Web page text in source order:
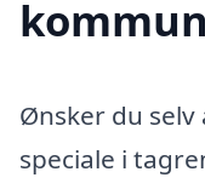
Ønsker du
speciale i